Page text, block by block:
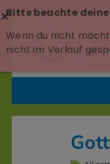
Bitte beachte
Wenn du nicht
nicht im Verlauf